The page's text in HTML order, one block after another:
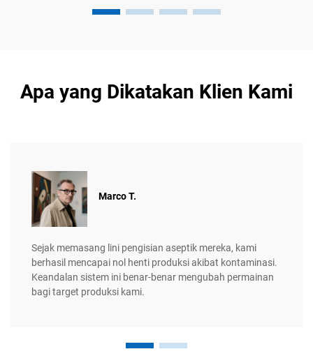
Apa yang Dikatakan Klien Kami
Marco T.
Sejak memasang lini pengisian aseptik mereka, kami
berhasil mencapai nol henti produksi akibat kontaminasi.
Keandalan sistem ini benar-benar mengubah permainan
bagi target produksi kami.